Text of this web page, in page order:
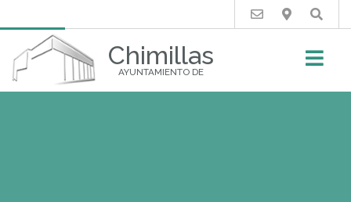
Chimillas
AYUNTAMIENTO DE
Buscar